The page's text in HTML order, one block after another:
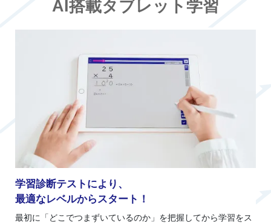
AI搭載タブレット学習
学習診断テストにより、
最適なレベルからスタート！
最初に「どこでつまずいているのか」を把握してから学習をス